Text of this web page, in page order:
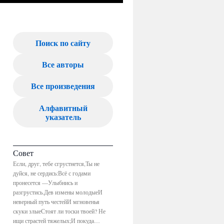
Поиск по сайту
Все авторы
Все произведения
Алфавитный
указатель
Совет
Если, друг, тебе сгрустнется,Ты не
дуйся, не сердись:Всё с годами
пронесется —Улыбнись и
разгрустись.Дев измены молодыеИ
неверный путь честейИ мгновенья
скуки злыеСтоят ли тоски твоей? Не
ищи страстей тяжелых;И покуда…